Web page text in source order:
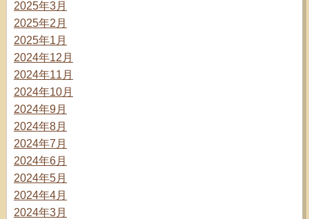
2025年3月
2025年2月
2025年1月
2024年12月
2024年11月
2024年10月
2024年9月
2024年8月
2024年7月
2024年6月
2024年5月
2024年4月
2024年3月